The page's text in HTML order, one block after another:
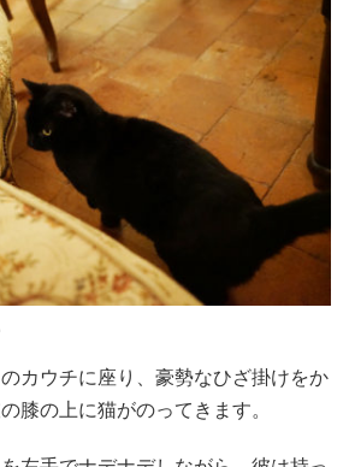
カウチに座り、豪勢なひざ掛けをか
膝の上に猫がのってきます。